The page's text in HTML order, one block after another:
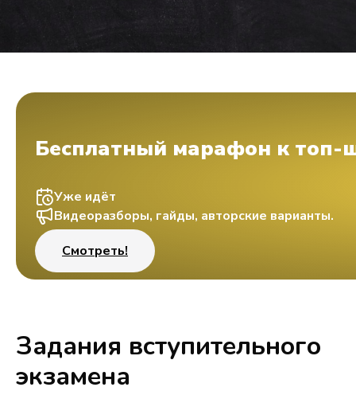
Бесплатный марафон к топ-
Уже идёт
Видеоразборы, гайды, авторские варианты.
Смотреть!
Задания вступительного
экзамена